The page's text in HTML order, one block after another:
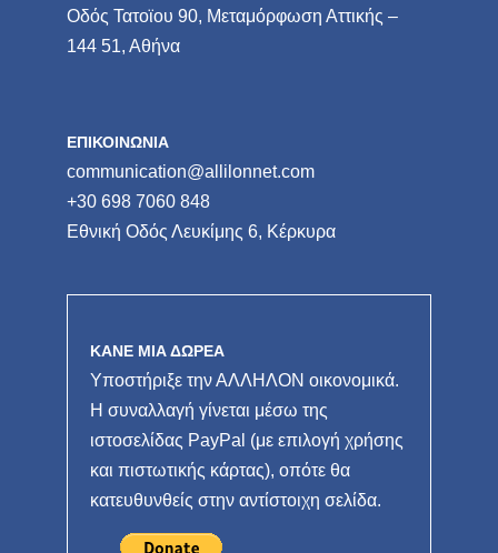
Οδός Τατοϊου 90, Μεταμόρφωση Αττικής –
144 51, Αθήνα
ΕΠΙΚΟΙΝΩΝΙΑ
communication@allilonnet.com
+30 698 7060 848
Εθνική Οδός Λευκίμης 6, Κέρκυρα
ΚΑΝΕ ΜΙΑ ΔΩΡΕΑ
Υποστήριξε την ΑΛΛΗΛΟΝ οικονομικά.
Η συναλλαγή γίνεται μέσω της
ιστοσελίδας PayPal (με επιλογή χρήσης
και πιστωτικής κάρτας), οπότε θα
κατευθυνθείς στην αντίστοιχη σελίδα.